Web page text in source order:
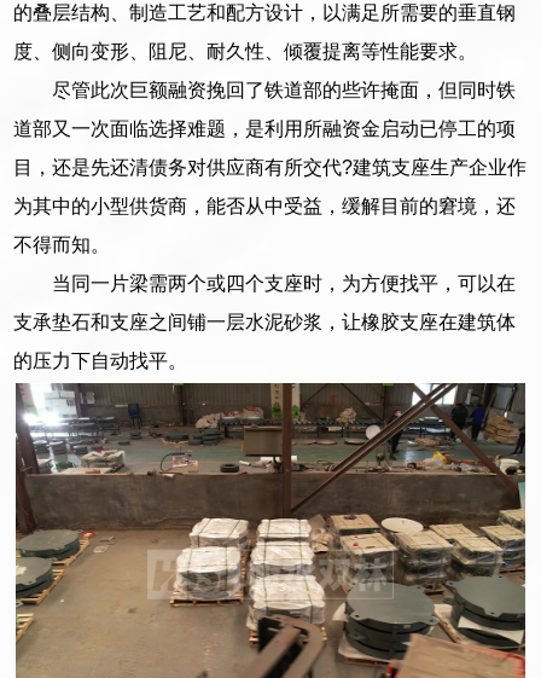
的叠层结构、制造工艺和配方设计，以满足所需要的垂直钢
度、侧向变形、阻尼、耐久性、倾覆提离等性能要求。
尽管此次巨额融资挽回了铁道部的些许掩面，但同时铁
道部又一次面临选择难题，是利用所融资金启动已停工的项
目，还是先还清债务对供应商有所交代?建筑支座生产企业作
为其中的小型供货商，能否从中受益，缓解目前的窘境，还
不得而知。
当同一片梁需两个或四个支座时，为方便找平，可以在
支承垫石和支座之间铺一层水泥砂浆，让橡胶支座在建筑体
的压力下自动找平。